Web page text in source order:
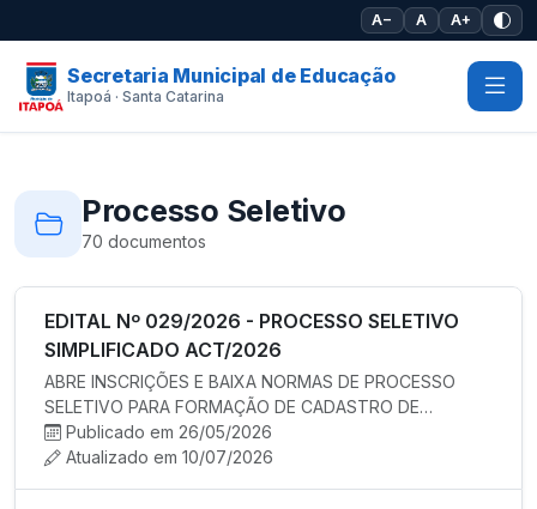
A− A A+
Secretaria Municipal de Educação
Itapoá · Santa Catarina
Processo Seletivo
70 documentos
EDITAL Nº 029/2026 - PROCESSO SELETIVO
SIMPLIFICADO ACT/2026
ABRE INSCRIÇÕES E BAIXA NORMAS DE PROCESSO
SELETIVO PARA FORMAÇÃO DE CADASTRO DE
RESERVA PARA EVENTUAL CONTRATAÇÃO TEMPO…
Publicado em 26/05/2026
Atualizado em 10/07/2026